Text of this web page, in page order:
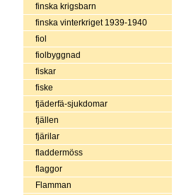
finska krigsbarn
finska vinterkriget 1939-1940
fiol
fiolbyggnad
fiskar
fiske
fjäderfä-sjukdomar
fjällen
fjärilar
fladdermöss
flaggor
Flamman